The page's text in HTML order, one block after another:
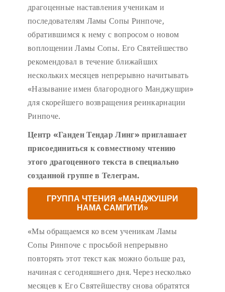
драгоценные наставления ученикам и
последователям Ламы Сопы Ринпоче,
обратившимся к нему с вопросом о новом
воплощении Ламы Сопы. Его Святейшество
рекомендовал в течение ближайших
нескольких месяцев непрерывно начитывать
«Называние имен благородного Манджушри»
для скорейшего возвращения реинкарнации
Ринпоче.
Центр «Ганден Тендар Линг» приглашает
присоединиться к совместному чтению
этого драгоценного текста в специально
созданной группе в Телеграм.
ГРУППА ЧТЕНИЯ «МАНДЖУШРИ
НАМА САМГИТИ»
«Мы обращаемся ко всем ученикам Ламы
Сопы Ринпоче с просьбой непрерывно
повторять этот текст как можно больше раз,
начиная с сегодняшнего дня. Через несколько
месяцев к Его Святейшеству снова обратятся